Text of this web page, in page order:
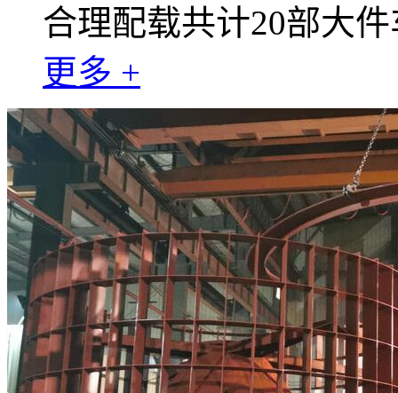
合理配载共计20部大
更多 +